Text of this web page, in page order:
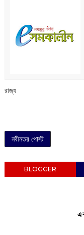
রাজ্য
নবীনতর পোস্ট
BLOGGER